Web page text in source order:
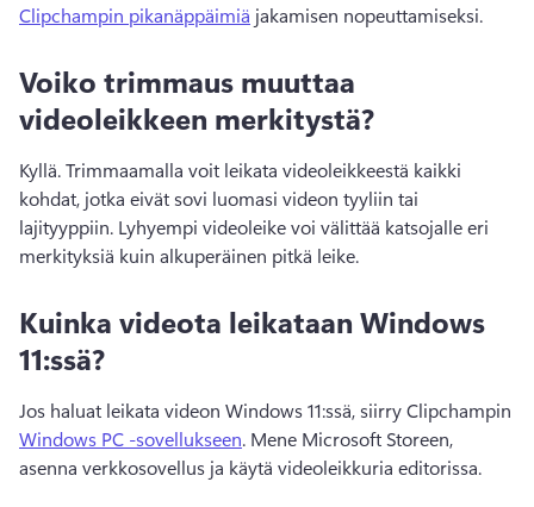
Clipchampin pikanäppäimiä jakamisen nopeuttamiseksi.
Voiko trimmaus muuttaa
videoleikkeen merkitystä?
Kyllä. Trimmaamalla voit leikata videoleikkeestä kaikki
kohdat, jotka eivät sovi luomasi videon tyyliin tai
lajityyppiin. Lyhyempi videoleike voi välittää katsojalle eri
merkityksiä kuin alkuperäinen pitkä leike.
Kuinka videota leikataan Windows
11:ssä?
Windows PC -sovellukseen. Mene Microsoft Storeen,
asenna verkkosovellus ja käytä videoleikkuria editorissa.